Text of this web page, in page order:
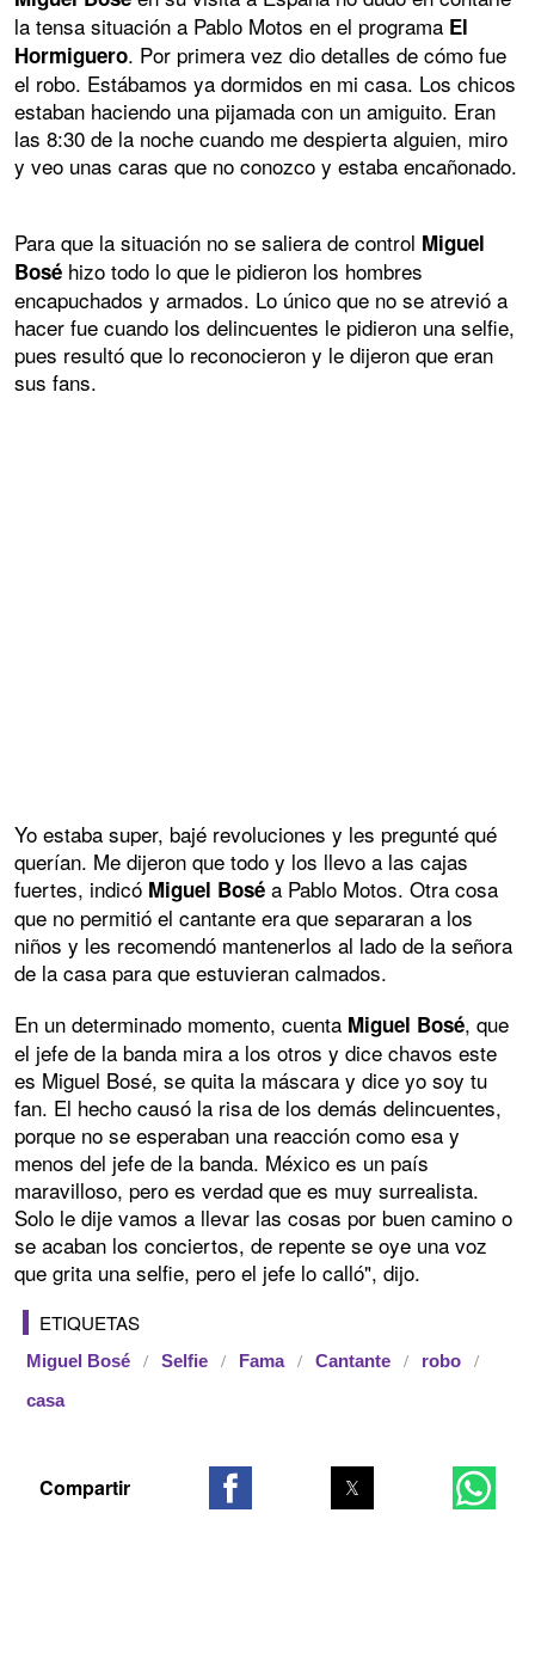
la tensa situación a Pablo Motos en el programa El
Hormiguero. Por primera vez dio detalles de cómo fue
el robo. Estábamos ya dormidos en mi casa. Los chicos
estaban haciendo una pijamada con un amiguito. Eran
las 8:30 de la noche cuando me despierta alguien, miro
y veo unas caras que no conozco y estaba encañonado.
Para que la situación no se saliera de control Miguel
Bosé hizo todo lo que le pidieron los hombres
encapuchados y armados. Lo único que no se atrevió a
hacer fue cuando los delincuentes le pidieron una selfie,
pues resultó que lo reconocieron y le dijeron que eran
sus fans.
Yo estaba super, bajé revoluciones y les pregunté qué
querían. Me dijeron que todo y los llevo a las cajas
fuertes, indicó Miguel Bosé a Pablo Motos. Otra cosa
que no permitió el cantante era que separaran a los
niños y les recomendó mantenerlos al lado de la señora
de la casa para que estuvieran calmados.
En un determinado momento, cuenta Miguel Bosé, que
el jefe de la banda mira a los otros y dice chavos este
es Miguel Bosé, se quita la máscara y dice yo soy tu
fan. El hecho causó la risa de los demás delincuentes,
porque no se esperaban una reacción como esa y
menos del jefe de la banda. México es un país
maravilloso, pero es verdad que es muy surrealista.
Solo le dije vamos a llevar las cosas por buen camino o
se acaban los conciertos, de repente se oye una voz
que grita una selfie, pero el jefe lo calló", dijo.
ETIQUETAS
Miguel Bosé Selfie Fama Cantante robo
casa